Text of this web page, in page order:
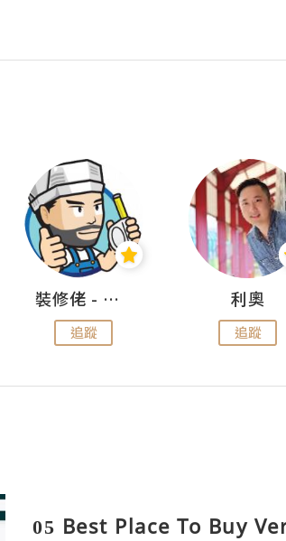
裝修佬 - 香港一站式網上裝修平台
追蹤
利奧
追蹤
05 Best Place To Buy